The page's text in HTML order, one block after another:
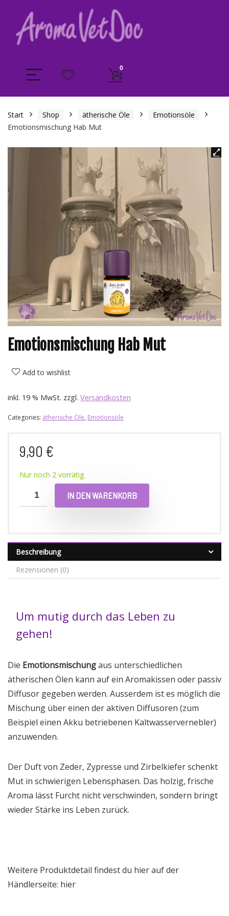
0
Start Shop ätherische Öle
Emotionsöle
Emotionsmischung Hab Mut
Emotionsmischung Hab Mut
Add to wishlist
inkl. 19 % MwSt. zzgl. Versandkosten
Categories: ätherische Öle, Emotionsöle
9,90 €
Nur noch 2 vorrätig
IN DEN WARENKORB
Beschreibung
Rezensionen (0)
Um mutig durch das Leben zu
gehen!
Die Emotionsmischungaus unterschiedlichen
ätherischen Ölen kann auf ein Aromakissen oder passiv
Diffusor gegeben werden. Ausserdem ist es möglich die
Mischung über einen der aktiven Diffusoren (zum
Beispiel einen Akku betriebenen Kaltwasservernebler)
anzuwenden.
Der Duft von Zeder, Zypresse und Zirbelkiefer schenkt
Mut in schwierigen Lebensphasen. Das holzig, frische
Aroma lässt Furcht nicht verschwinden, sondern bringt
wieder Stärke ins Leben zurück.
Weitere Produktdetail findest du hier auf der
Händlerseite: hier